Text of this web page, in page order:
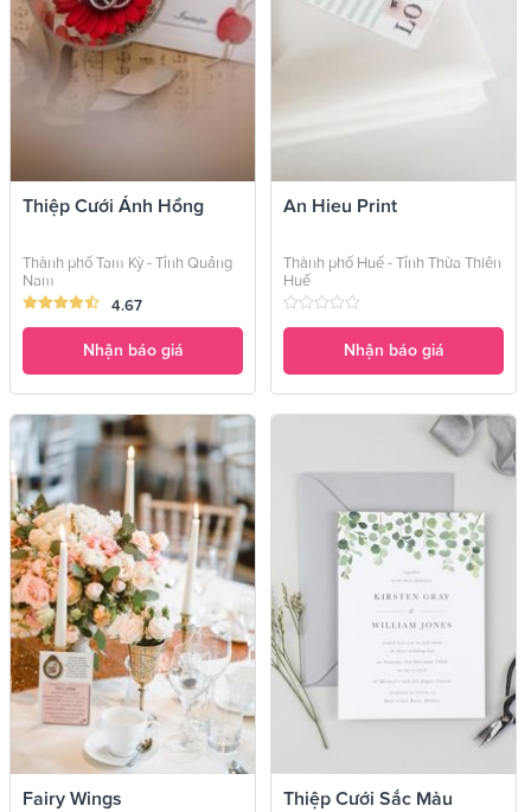
Thiệp Cưới Ánh Hồng
Thành phố Tam Kỳ - Tỉnh Quảng
Nam
4.67
Nhận báo giá
An Hieu Print
Thành phố Huế - Tỉnh Thừa Thiên
Huế
Nhận báo giá
Fairy Wings Thiệp Cưới Sắc Màu